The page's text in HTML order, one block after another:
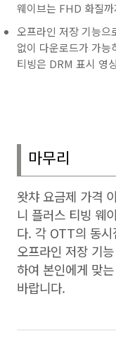
웨이브는 FHD 화질
오프라인 저장 기능으
없이 다운로드가 가
티빙은 DRM 표시 영
마무리
왓챠 요금제 가격
니 플러스 티빙 웨
다. 각 OTT의 동
오프라인 저장 기
하여 본인에게 맞
바랍니다.